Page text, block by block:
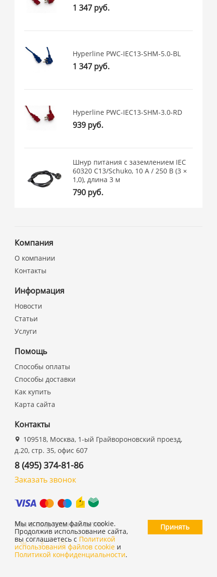
1 347 руб.
Hyperline PWC-IEC13-SHM-5.0-BL
1 347 руб.
Hyperline PWC-IEC13-SHM-3.0-RD
939 руб.
Шнур питания с заземлением IEC
60320 C13/Schuko, 10 А / 250 В (3 ×
1,0), длина 3 м
790 руб.
Компания
О компании
Контакты
Информация
Новости
Статьи
Услуги
Помощь
Способы оплаты
Способы доставки
Как купить
Карта сайта
Контакты
109518, Москва, 1-ый Грайвороновский проезд,
д.20, стр. 35, офис 607
8 (495) 374-81-86
Заказать звонок
Мы в социальных сетях
Мы используем файлы cookie.
Продолжив использование сайта,
вы соглашаетесь с Политикой
использования файлов cookie и
Политикой конфиденциальности.
Принять